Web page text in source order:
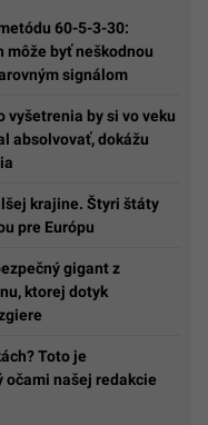
60-5-3-30:
môže byť neškodnou
signálom
vyšetrenia by si vo veku
absolvovať, dokážu
krajine. Štyri štáty
pre Európu
gigant z
ktorej dotyk
Toto je
očami našej redakcie